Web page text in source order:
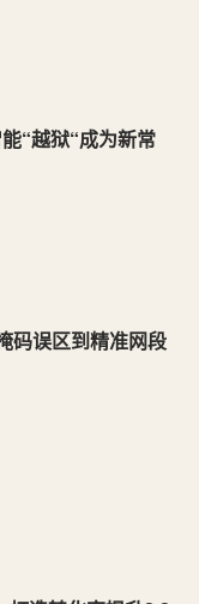
“越狱“成为新常
码误区到精准网段